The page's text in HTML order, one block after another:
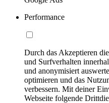
Performance
Durch das Akzeptieren
und Surfverhalten
und anonymisiert
optimieren und das
verbessern. Mit deiner
Webseite folgende